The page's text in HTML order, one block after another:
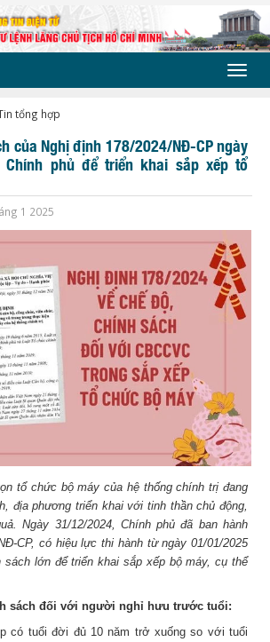
tổng hợp
của Nghị định 178/2024/NĐ-CP ngày
Chính phủ để triển khai sắp xếp tổ
1 2025
tổ chức bộ máy của hệ thống chính trị đang
địa phương triển khai với tinh thần chủ động,
Ngày 31/12/2024, Chính phủ đã ban hành
CP, có hiệu lực thi hành từ ngày 01/01/2025
lớn để triển khai sắp xếp bộ máy, cụ thể
sách đối với người nghỉ hưu trước tuổi:
có tuổi đời đủ 10 năm trở xuống so với tuổi